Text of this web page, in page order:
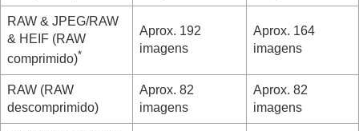
RAW & JPEG/RAW
& HEIF (RAW
comprimido)*
Aprox. 192
imagens
Aprox. 164
imagens
RAW (RAW
descomprimido)
Aprox. 82
imagens
Aprox. 82
imagens